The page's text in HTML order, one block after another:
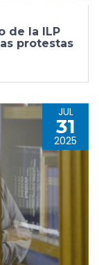
de la ILP
protestas
JUL
31
2025